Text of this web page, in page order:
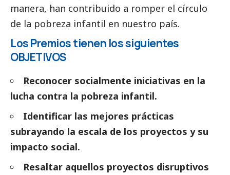
manera, han contribuido a romper el círculo
de la pobreza infantil en nuestro país.
Los Premios tienen los siguientes
OBJETIVOS
Reconocer socialmente iniciativas en la
lucha contra la pobreza infantil.
Identificar las mejores prácticas
subrayando la escala de los proyectos y su
impacto social.
Resaltar aquellos proyectos disruptivos